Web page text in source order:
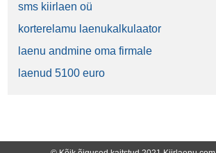
sms kiirlaen oü
korterelamu laenukalkulaator
laenu andmine oma firmale
laenud 5100 euro